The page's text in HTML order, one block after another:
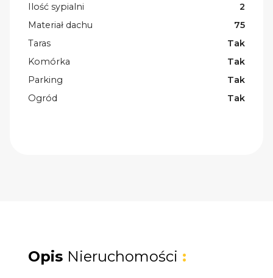
Ilość sypialni
2
Materiał dachu
75
Taras
Tak
Komórka
Tak
Parking
Tak
Ogród
Tak
Opis Nieruchomości :